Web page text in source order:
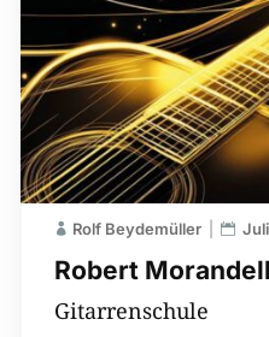
Robert
Rolf Beydemüller
Gitarrenschule